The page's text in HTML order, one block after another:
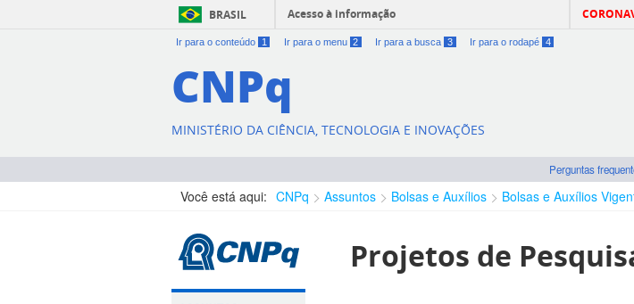
BRASIL Acesso à informação
Ir para o conteúdo 1 Ir para o menu 2 Ir para a busca 3 Ir para o rodapé 4
CNPq
MINISTÉRIO DA CIÊNCIA, TECNOLOGIA E INOVAÇÕES
Perguntas
Você está aqui: CNPq Assuntos Bolsas e Auxílios Bolsas e Auxílios
Projetos de